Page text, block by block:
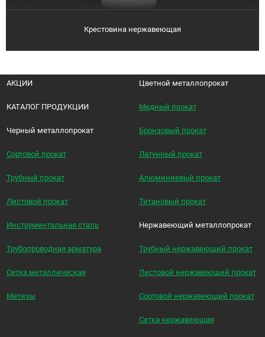
Крестовина нержавеющая
АКЦИИ
КАТАЛОГ ПРОДУКЦИИ
Черный металлопрокат
Сортовой прокат
Трубный прокат
Листовой прокат
Инструментальная сталь
Трубопроводная арматура
Сетка металлическая
Метизы
Цветной металлопрокат
Медный прокат
Бронзовый прокат
Латунный прокат
Алюминиевый прокат
Титановый прокат
Нержавеющий металлопрокат
Трубный нержавеющий прокат
Листовой нержавеющий прокат
Сортовой нержавеющий прокат
Сетка нержавеющая